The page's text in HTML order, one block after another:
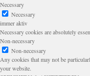
Necessary
Necessary
immer aktiv
Necessary cookies are absolutely
Non-necessary
Non-necessary
Any cookies that may not be
your website.